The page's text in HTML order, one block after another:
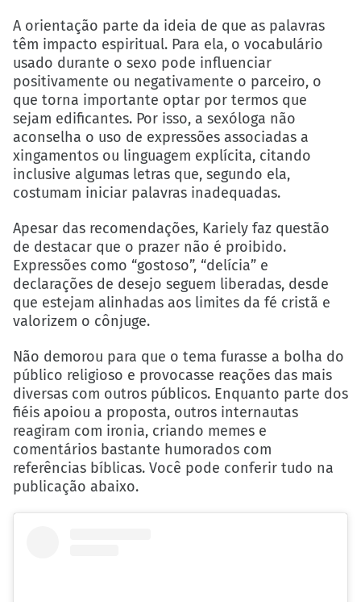
A orientação parte da ideia de que as palavras
têm impacto espiritual. Para ela, o vocabulário
usado durante o sexo pode influenciar
positivamente ou negativamente o parceiro, o
que torna importante optar por termos que
sejam edificantes. Por isso, a sexóloga não
aconselha o uso de expressões associadas a
xingamentos ou linguagem explícita, citando
inclusive algumas letras que, segundo ela,
costumam iniciar palavras inadequadas.
Apesar das recomendações, Kariely faz questão
de destacar que o prazer não é proibido.
Expressões como “gostoso”, “delícia” e
declarações de desejo seguem liberadas, desde
que estejam alinhadas aos limites da fé cristã e
valorizem o cônjuge.
Não demorou para que o tema furasse a bolha do
público religioso e provocasse reações das mais
diversas com outros públicos. Enquanto parte dos
fiéis apoiou a proposta, outros internautas
reagiram com ironia, criando memes e
comentários bastante humorados com
referências bíblicas. Você pode conferir tudo na
publicação abaixo.